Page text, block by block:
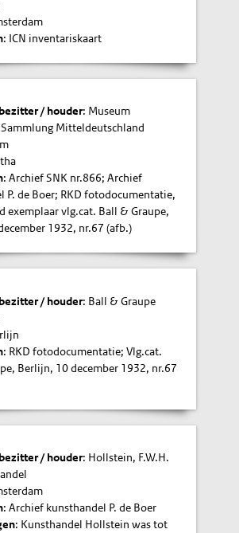
: ICN inventariskaart
/ houder: Museum
Mitteldeutschland
: Archief SNK nr.866; Archief
P. de Boer; RKD fotodocumentatie,
exemplaar vlg.cat. Ball & Graupe,
1932, nr.67 (afb.)
/ houder: Ball & Graupe
: RKD fotodocumentatie; Vlg.cat.
Berlijn, 10 december 1932, nr.67
/ houder: Hollstein, F.W.H.
: Archief kunsthandel P. de Boer
: Kunsthandel Hollstein was tot